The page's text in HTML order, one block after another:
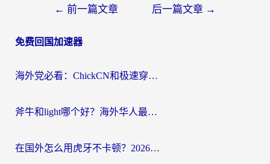
导
← 前一篇文章 后一篇文章 →
免费回国加速器
海外党必看：ChickCN和极速穿梭VPN好用吗？3招教你选对回国加速器无缝刷国内资源
斧牛和light哪个好？海外华人最关心的回国加速器选择难题，一篇讲透
在国外怎么用虎牙不卡顿？2026海外华人亲测有效的回国加速器选择指南